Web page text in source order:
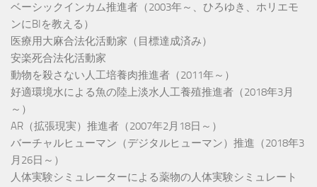
ベーシックインカム推進者（2003年～、ひろゆき、ホリエモ
ンにBIを教える）
医療用大麻合法化活動家（目標達成済み）
安楽死合法化活動家
動物を殺さない人工培養肉推進者（2011年～）
好適環境水による魚の陸上淡水人工養殖推進者（2018年3月
～）
AR（拡張現実）推進者（2007年2月18日～）
バーチャルヒューマン（デジタルヒューマン）推進（2018年3
月26日～）
人体実験シミュレーターによる薬物の人体実験シミュレート